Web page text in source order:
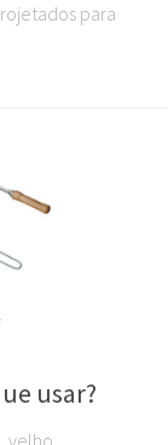
para
usar?